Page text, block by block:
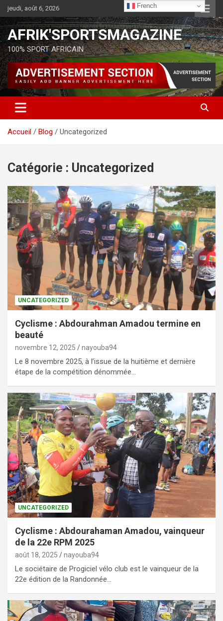
jeudi, août 6, 2026
AFRIK'SPORTSMAGAZINE
100% SPORT AFRICAIN
Accueil Blog Uncategorized
Catégorie : Uncategorized
UNCATEGORIZED
Cyclisme : Abdourahman Amadou termine en
beauté
novembre 12, 2025 nayouba94
Le 8 novembre 2025, à l’issue de la huitième et dernière
étape de la compétition dénommée…
UNCATEGORIZED
Cyclisme : Abdourahaman Amadou, vainqueur
de la 22e RPM 2025
août 18, 2025 nayouba94
Le sociétaire de Progiciel vélo club est le vainqueur de la
22e édition de la Randonnée…
French